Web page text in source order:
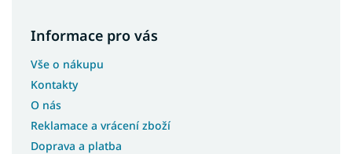
Informace pro vás
Vše o nákupu
Kontakty
O nás
Reklamace a vrácení zboží
Doprava a platba